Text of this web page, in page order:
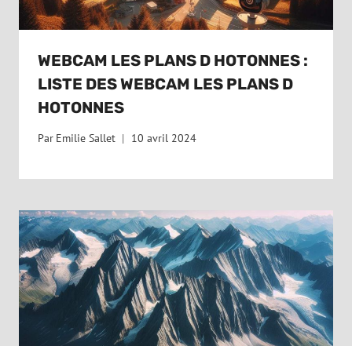
WEBCAM LES PLANS D HOTONNES :
LISTE DES WEBCAM LES PLANS D
HOTONNES
Par Emilie Sallet 10 avril 2024